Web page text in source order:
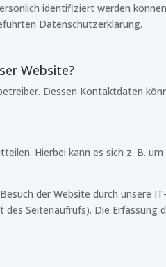
identifiziert werden
Datenschutzerklärung.
Website?
Dessen Kontaktdaten
Hierbei kann es sich z. B.
der Website durch unsere
Seitenaufrufs). Die